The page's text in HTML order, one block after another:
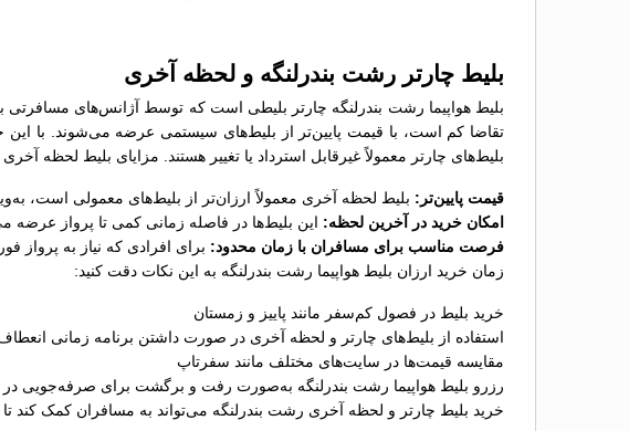
بلیط چارتر رشت بندرلنگه و لحظه آخری
بلیط هواپیما رشت بندرلنگه چارتر بلیطی است که توسط آژانس‌های
تقاضا کم است، با قیمت پایین‌تر از بلیط‌های سیستمی عرضه می‌شوند. با
بلیط‌های چارتر معمولاً غیرقابل استرداد یا تغییر هستند. مزایای بلیط لحظه
قیمت پایین‌تر: بلیط لحظه آخری معمولاً ارزان‌تر از بلیط‌های معمولی است،
امکان خرید در آخرین لحظه: این بلیط‌ها در فاصله زمانی کمی تا پرواز
فرصت مناسب برای مسافران با زمان محدود: برای افرادی که نیاز به پرواز
زمان خرید ارزان بلیط هواپیما رشت بندرلنگه به این نکات دقت کنید:
خرید بلیط در فصول کم‌سفر مانند پاییز و زمستان
استفاده از بلیط‌های چارتر و لحظه آخری در صورت داشتن برنامه زمانی
مقایسه قیمت‌ها در سایت‌های مختلف مانند سفرتاپ
رزرو بلیط هواپیما رشت بندرلنگه به‌صورت رفت و برگشت برای صرفه‌جویی در
خرید بلیط چارتر و لحظه آخری رشت بندرلنگه می‌تواند به مسافران کمک کند